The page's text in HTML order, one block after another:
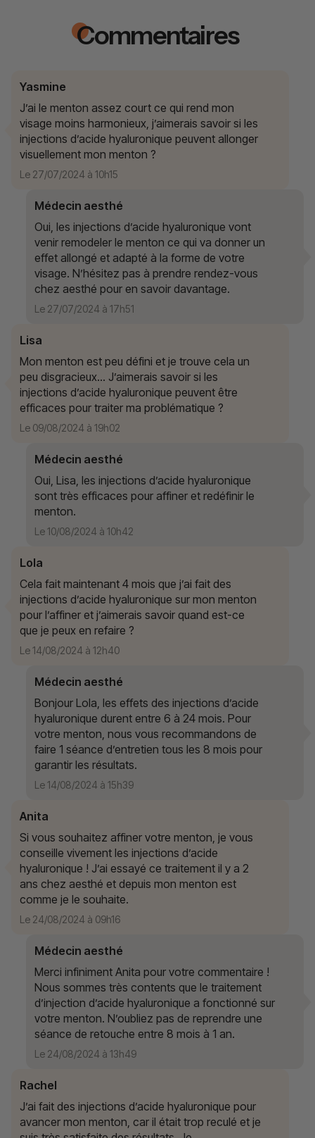
Commentaires
Yasmine
J’ai le menton assez court ce qui rend mon
visage moins harmonieux, j’aimerais savoir si les
injections d’acide hyaluronique peuvent allonger
visuellement mon menton ?
Le 27/07/2024 à 10h15
Médecin aesthé
Oui, les injections d’acide hyaluronique vont
venir remodeler le menton ce qui va donner un
effet allongé et adapté à la forme de votre
visage. N’hésitez pas à prendre rendez-vous
chez aesthé pour en savoir davantage.
Le 27/07/2024 à 17h51
Lisa
Mon menton est peu défini et je trouve cela un
peu disgracieux… J’aimerais savoir si les
injections d’acide hyaluronique peuvent être
efficaces pour traiter ma problématique ?
Le 09/08/2024 à 19h02
Médecin aesthé
Oui, Lisa, les injections d’acide hyaluronique
sont très efficaces pour affiner et redéfinir le
menton.
Le 10/08/2024 à 10h42
Lola
Cela fait maintenant 4 mois que j’ai fait des
injections d’acide hyaluronique sur mon menton
pour l’affiner et j’aimerais savoir quand est-ce
que je peux en refaire ?
Le 14/08/2024 à 12h40
Médecin aesthé
Bonjour Lola, les effets des injections d’acide
hyaluronique durent entre 6 à 24 mois. Pour
votre menton, nous vous recommandons de
faire 1 séance d’entretien tous les 8 mois pour
garantir les résultats.
Le 14/08/2024 à 15h39
Anita
Si vous souhaitez affiner votre menton, je vous
conseille vivement les injections d’acide
hyaluronique ! J’ai essayé ce traitement il y a 2
ans chez aesthé et depuis mon menton est
comme je le souhaite.
Le 24/08/2024 à 09h16
Médecin aesthé
Merci infiniment Anita pour votre commentaire !
Nous sommes très contents que le traitement
d’injection d’acide hyaluronique a fonctionné sur
votre menton. N’oubliez pas de reprendre une
séance de retouche entre 8 mois à 1 an.
Le 24/08/2024 à 13h49
Rachel
J’ai fait des injections d’acide hyaluronique pour
avancer mon menton, car il était trop reculé et je